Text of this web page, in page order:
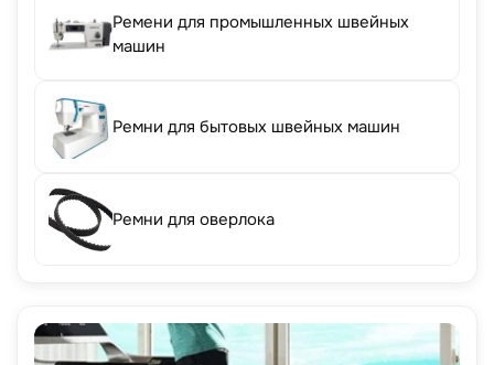
Ремени для промышленных швейных
машин
Ремни для бытовых швейных машин
Ремни для оверлока